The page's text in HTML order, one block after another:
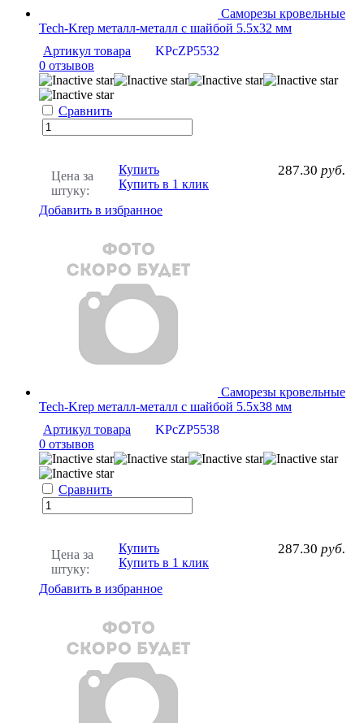
Саморезы кровельные
Tech-Krep металл-металл с шайбой 5.5х32 мм
Артикул товара
KPcZP5532
0 отзывов
Сравнить
Цена за
штуку:
287.30 руб.
Купить
Купить в 1 клик
Добавить в избранное
Саморезы кровельные
Tech-Krep металл-металл с шайбой 5.5х38 мм
Артикул товара
KPcZP5538
0 отзывов
Сравнить
Цена за
штуку:
287.30 руб.
Купить
Купить в 1 клик
Добавить в избранное